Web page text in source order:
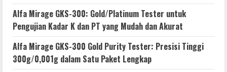
Alfa Mirage GKS-300: Gold/Platinum Tester untuk
Pengujian Kadar K dan PT yang Mudah dan Akurat
Alfa Mirage GKS-300 Gold Purity Tester: Presisi Tinggi
300g/0,001g dalam Satu Paket Lengkap